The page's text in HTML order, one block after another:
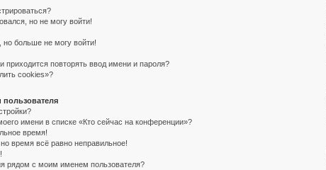
но не могу войти!
но больше не могу войти!
приходится повторять ввод имени и пароля?
cookies»?
имени в списке «Кто сейчас на конференции»?
время!
время всё равно неправильное!
рядом с моим именем пользователя?